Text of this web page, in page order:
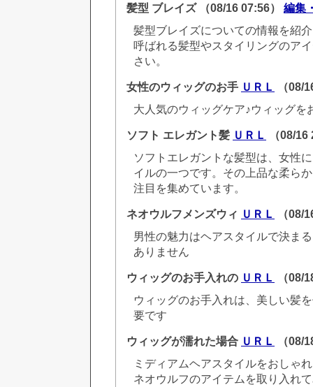
髪型 ブレイズ （08/16 07:56） 編集
髪型ブレイズについての情報を紹
呼ばれる髪型やスタイリングのア
さい。
女性のウィッグのお手 ＵＲＬ
（08/
大人気のウィッグケア♪ウィッグを
ソフト エレガント髪 ＵＲＬ
（08/
ソフトエレガントな髪型は、女性
イルの一つです。その上品な柔ら
注目を集めています。
ネオウルフメンズウィ ＵＲＬ
（08/
男性の魅力はヘアスタイルで決ま
ありません
ウィッグのお手入れの ＵＲＬ
（08/
ウィッグのお手入れは、美しい髪
要です
ウィッグが濡れた場合 ＵＲＬ
（08/
ミディアムヘアスタイルをおしゃ
ネオウルフのアイテムを取り入れ